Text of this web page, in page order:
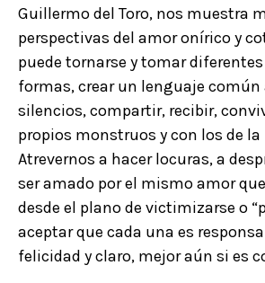
Guillermo del Toro, nos muestra
perspectivas del amor onírico y
puede tornarse y tomar
formas, crear un lenguaje común
silencios, compartir, recibir,
propios monstruos y con los de la
Atrevernos a hacer locuras, a
ser amado por el mismo amor
desde el plano de victimizarse o
aceptar que cada una es
felicidad y claro, mejor aún si es